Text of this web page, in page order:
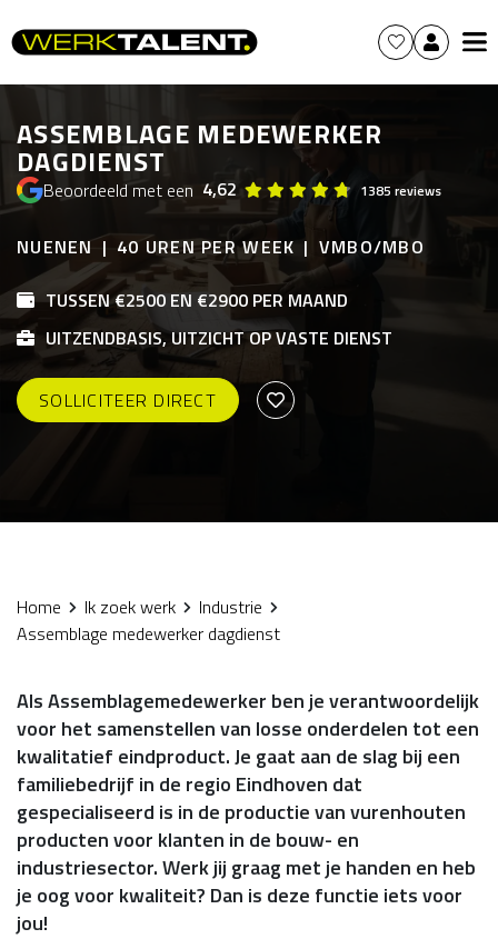
ASSEMBLAGE MEDEWERKER
DAGDIENST
Beoordeeld met een 4,62 1385 reviews
NUENEN 40 UREN PER WEEK
VMBO/MBO
TUSSEN €2500 EN €2900 PER MAAND
UITZENDBASIS, UITZICHT OP VASTE DIENST
SOLLICITEER DIRECT
Home Ik zoek werk
Industrie
Assemblage medewerker dagdienst
Als Assemblagemedewerker ben je verantwoordelijk
voor het samenstellen van losse onderdelen tot een
kwalitatief eindproduct. Je gaat aan de slag bij een
familiebedrijf in de regio Eindhoven dat
gespecialiseerd is in de productie van vurenhouten
producten voor klanten in de bouw- en
industriesector. Werk jij graag met je handen en heb
je oog voor kwaliteit? Dan is deze functie iets voor
jou!